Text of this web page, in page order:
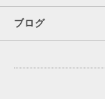
ブログ